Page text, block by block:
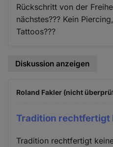
Rückschritt von der
nächstes??? Kein
Tattoos???
Diskussion anzeigen
Roland Fakler (nicht
Tradition rechtfertigt
Tradition rechtfertigt